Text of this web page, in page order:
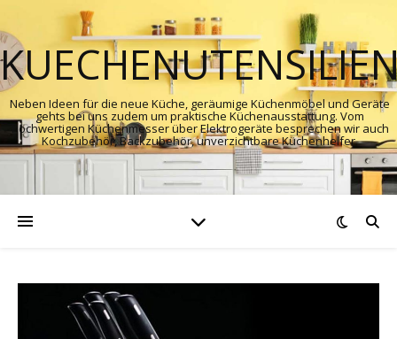
Neben Ideen für die neue Küche, geräumige Küchenmöbel und Geräte
gehts bei uns zudem um praktische Küchenausstattung. Vom
hochwertigen Küchenmesser über Elektrogeräte besprechen wir auch
Kochzubehör, Backzubehör, unverzichtbare Küchenhelfer.